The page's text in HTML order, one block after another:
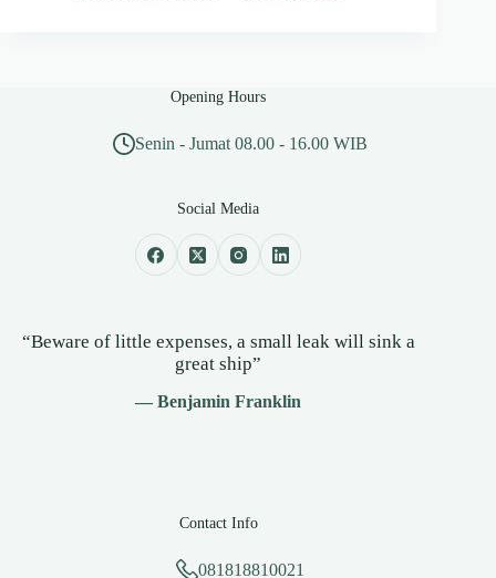
Opening Hours
Senin - Jumat 08.00 - 16.00 WIB
Social Media
“Beware of little expenses, a small leak will sink a
great ship”
— Benjamin Franklin
Contact Info
081818810021